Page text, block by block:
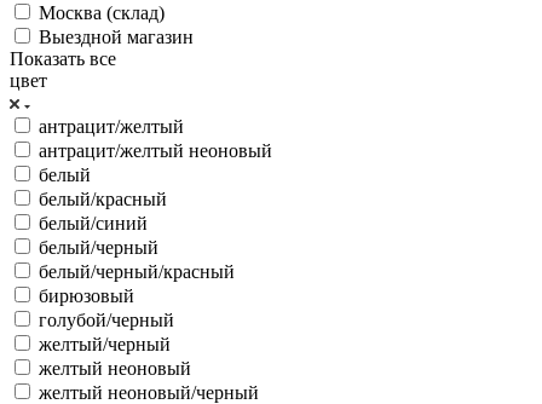
Москва (склад)
Выездной магазин
Показать все
цвет
антрацит/желтый
антрацит/желтый неоновый
белый
белый/красный
белый/синий
белый/черный
белый/черный/красный
бирюзовый
голубой/черный
желтый/черный
желтый неоновый
желтый неоновый/черный